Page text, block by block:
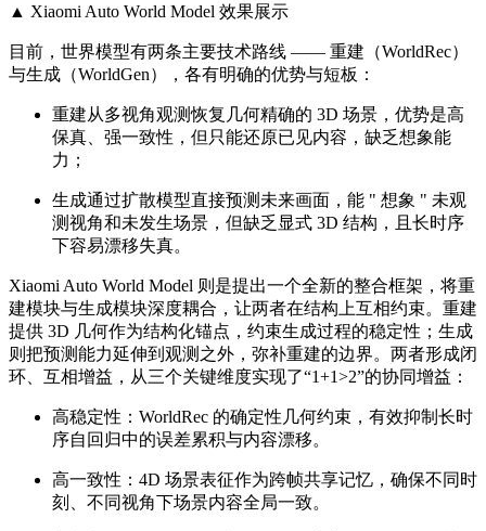
▲ Xiaomi Auto World Model 效果展示
目前，世界模型有两条主要技术路线 —— 重建（WorldRec）
与生成（WorldGen），各有明确的优势与短板：
重建从多视角观测恢复几何精确的 3D 场景，优势是高
保真、强一致性，但只能还原已见内容，缺乏想象能
力；
生成通过扩散模型直接预测未来画面，能 " 想象 " 未观
测视角和未发生场景，但缺乏显式 3D 结构，且长时序
下容易漂移失真。
Xiaomi Auto World Model 则是提出一个全新的整合框架，将重
建模块与生成模块深度耦合，让两者在结构上互相约束。重建
提供 3D 几何作为结构化锚点，约束生成过程的稳定性；生成
则把预测能力延伸到观测之外，弥补重建的边界。两者形成闭
环、互相增益，从三个关键维度实现了“1+1>2”的协同增益：
高稳定性：WorldRec 的确定性几何约束，有效抑制长时
序自回归中的误差累积与内容漂移。
高一致性：4D 场景表征作为跨帧共享记忆，确保不同时
刻、不同视角下场景内容全局一致。